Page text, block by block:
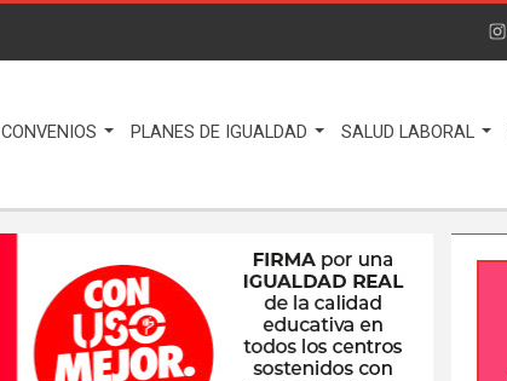
CONVENIOS PLANES DE IGUALDAD SALUD LABORAL